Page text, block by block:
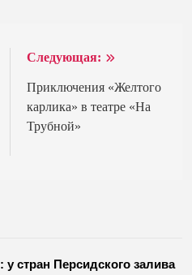
Следующая:
Приключения «Желтого
карлика» в театре «На
Трубной»
у стран Персидского залива